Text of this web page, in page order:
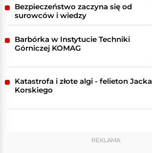
Bezpieczeństwo zaczyna się od
surowców i wiedzy
Barbórka w Instytucie Techniki
Górniczej KOMAG
Katastrofa i złote algi - felieton Jacka
Korskiego
REKLAMA